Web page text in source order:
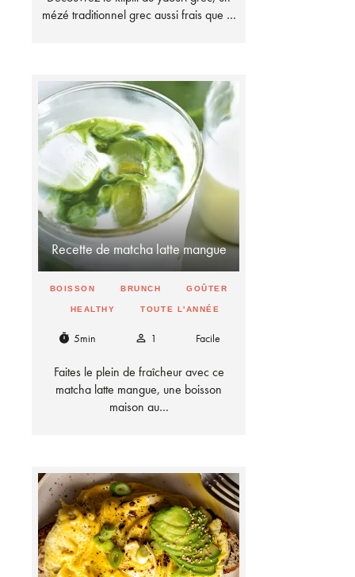
mézé traditionnel grec aussi frais que …
Recette de matcha latte mangue
BOISSON BRUNCH GOÛTER
HEALTHY TOUTE L'ANNÉE
timer 5min person_outline 1 Facile
Faites le plein de fraîcheur avec ce
matcha latte mangue, une boisson
maison au…